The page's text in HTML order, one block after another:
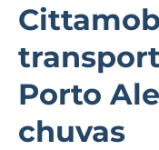
Porto
chuvas